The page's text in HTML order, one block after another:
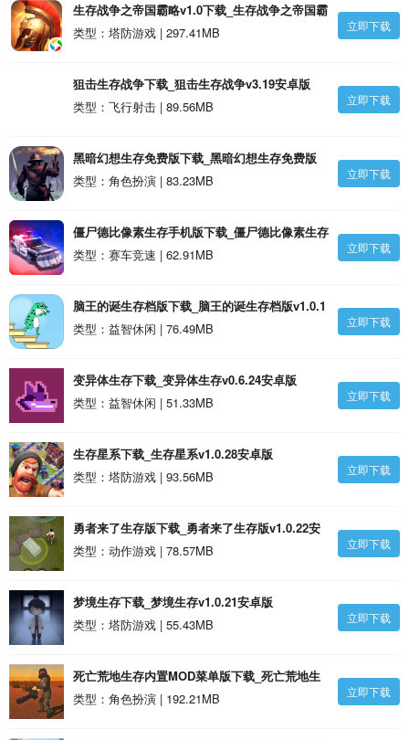
生存战争之帝国霸略v1.0下载_生存战争之帝国霸
略v1.01.15安卓版
类型：塔防游戏 | 297.41MB 立即下载
狙击生存战争下载_狙击生存战争v3.19安卓版
类型：飞行射击 | 89.56MB
立即下载
黑暗幻想生存免费版下载_黑暗幻想生存免费版
1.7安卓版
类型：角色扮演 | 83.23MB 立即下载
僵尸德比像素生存手机版下载_僵尸德比像素生存
安卓版
类型：赛车竞速 | 62.91MB 立即下载
脑王的诞生存档版下载_脑王的诞生存档版v1.0.1
安卓版
类型：益智休闲 | 76.49MB 立即下载
变异体生存下载_变异体生存v0.6.24安卓版
类型：益智休闲 | 51.33MB
立即下载
生存星系下载_生存星系v1.0.28安卓版
类型：塔防游戏 | 93.56MB
立即下载
勇者来了生存版下载_勇者来了生存版v1.0.22安
卓版
类型：动作游戏 | 78.57MB 立即下载
梦境生存下载_梦境生存v1.0.21安卓版
类型：塔防游戏 | 55.43MB
立即下载
死亡荒地生存内置MOD菜单版下载_死亡荒地生
存内置MOD菜单版安卓版
类型：角色扮演 | 192.21MB 立即下载